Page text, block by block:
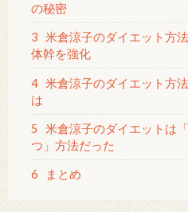
の秘密
3 米倉涼子のダイエット方
体幹を強化
4 米倉涼子のダイエット方
は
5
米倉涼子のダイエットは
つ」方法だった
6 まとめ